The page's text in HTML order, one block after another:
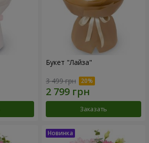
Букет "Лайза"
3 499 грн
Заказать